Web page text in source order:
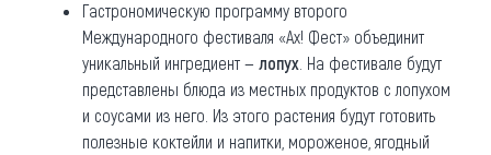
Гастрономическую программу второго
Международного фестиваля «Ах! Фест» объединит
уникальный ингредиент — лопух . На фестивале будут
представлены блюда из местных продуктов с лопухом
и соусами из него. Из этого растения будут готовить
полезные коктейли и напитки, мороженое, ягодный